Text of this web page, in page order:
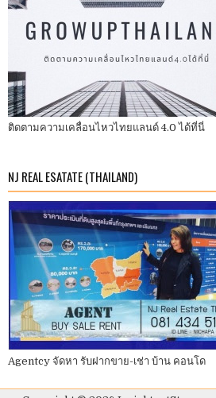
ติดตามความเคลื่อนไหวไทยแลนด์ 4.0 ได้ที่นี่
NJ REAL ESATATE (THAILAND)
Agentcy จัดหา รับฝากขาย-เช่า บ้าน คอนโด